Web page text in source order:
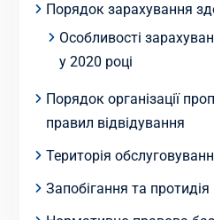
Порядок зарахування
Особливості
у 2020 році
Порядок організації
правил відвідування
Територія
Запобігання та